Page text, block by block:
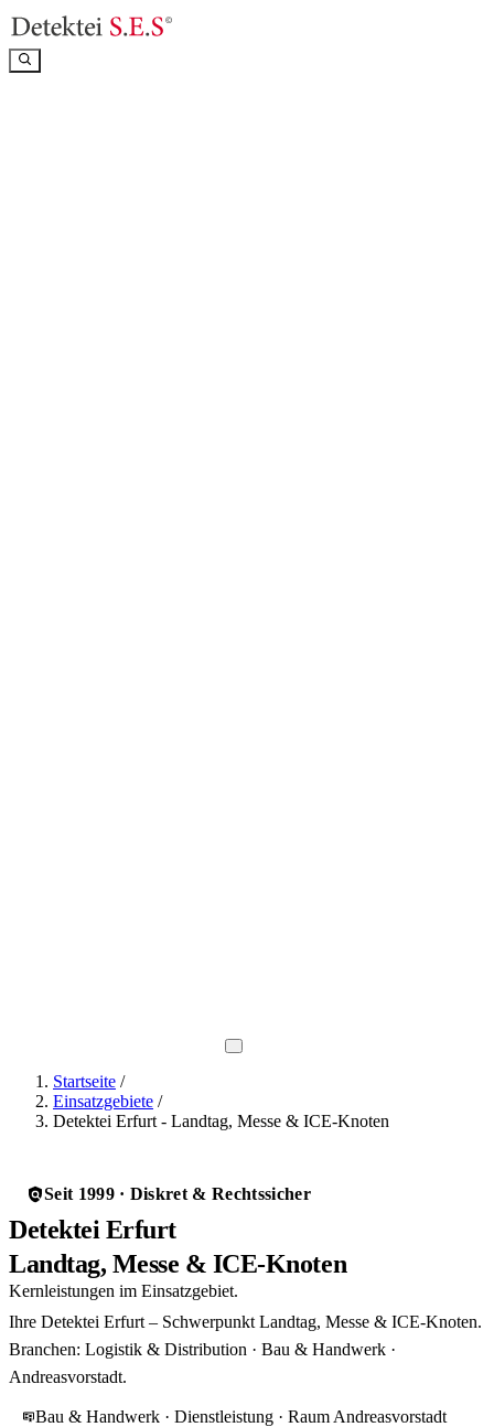
Startseite /
Einsatzgebiete /
Detektei Erfurt - Landtag, Messe & ICE-Knoten
Seit 1999 · Diskret & Rechtssicher
Detektei Erfurt
Landtag, Messe & ICE-Knoten
Kernleistungen im Einsatzgebiet.
Ihre Detektei Erfurt – Schwerpunkt Landtag, Messe & ICE-Knoten.
Branchen: Logistik & Distribution · Bau & Handwerk ·
Andreasvorstadt.
Bau & Handwerk · Dienstleistung · Raum Andreasvorstadt